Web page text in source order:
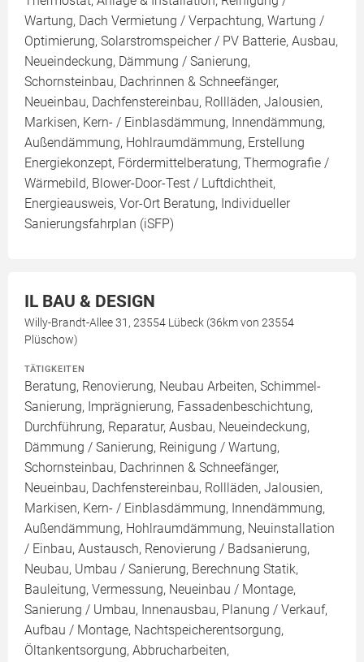
Wartung, Dach Vermietung / Verpachtung, Wartung /
Optimierung, Solarstromspeicher / PV Batterie, Ausbau,
Neueindeckung, Dämmung / Sanierung,
Schornsteinbau, Dachrinnen & Schneefänger,
Neueinbau, Dachfenstereinbau, Rollläden, Jalousien,
Markisen, Kern- / Einblasdämmung, Innendämmung,
Außendämmung, Hohlraumdämmung, Erstellung
Energiekonzept, Fördermittelberatung, Thermografie /
Wärmebild, Blower-Door-Test / Luftdichtheit,
Energieausweis, Vor-Ort Beratung, Individueller
Sanierungsfahrplan (iSFP)
IL BAU & DESIGN
Willy-Brandt-Allee 31, 23554 Lübeck (36km von 23554
Plüschow)
TÄTIGKEITEN
Beratung, Renovierung, Neubau Arbeiten, Schimmel-
Sanierung, Imprägnierung, Fassadenbeschichtung,
Durchführung, Reparatur, Ausbau, Neueindeckung,
Dämmung / Sanierung, Reinigung / Wartung,
Schornsteinbau, Dachrinnen & Schneefänger,
Neueinbau, Dachfenstereinbau, Rollläden, Jalousien,
Markisen, Kern- / Einblasdämmung, Innendämmung,
Außendämmung, Hohlraumdämmung, Neuinstallation
/ Einbau, Austausch, Renovierung / Badsanierung,
Neubau, Umbau / Sanierung, Berechnung Statik,
Bauleitung, Vermessung, Neueinbau / Montage,
Sanierung / Umbau, Innenausbau, Planung / Verkauf,
Aufbau / Montage, Nachtspeicherentsorgung,
Öltankentsorgung, Abbrucharbeiten,